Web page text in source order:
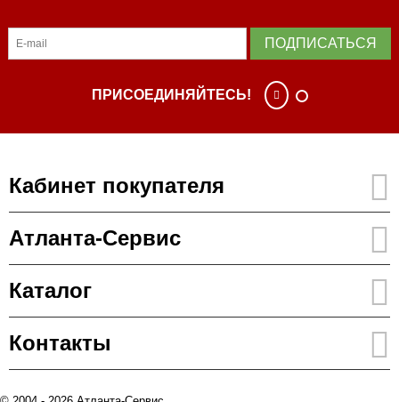
ПОДПИСАТЬСЯ
ПРИСОЕДИНЯЙТЕСЬ!
Кабинет покупателя
Атланта-Сервис
Каталог
Контакты